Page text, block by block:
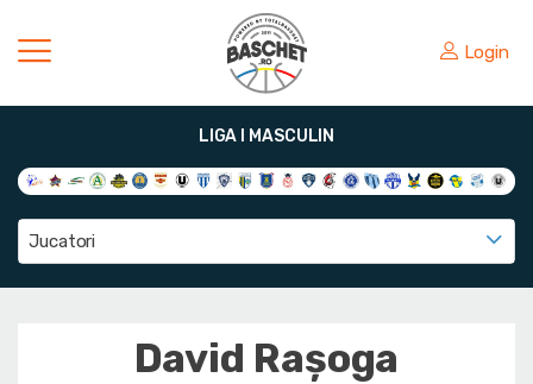
Login
LIGA I MASCULIN
Jucatori
David Rașoga